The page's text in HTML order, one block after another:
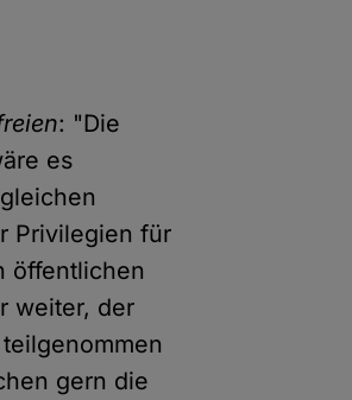
: "Die
es
Privilegien für
öffentlichen
weiter, der
gern die